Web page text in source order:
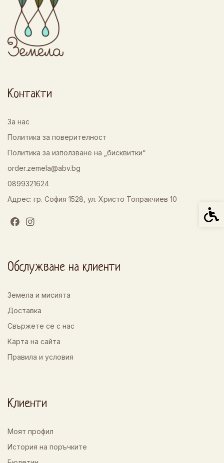
Контакти
За нас
Политика за поверителност
Политика за използване на „бисквитки“
order.zemela@abv.bg
0899321624
Адрес: гр. София 1528, ул. Христо Топракчиев 10
Обслужване на клиенти
Земела и мисията
Доставка
Свържете се с нас
Карта на сайта
Правила и условия
Клиенти
Моят профил
История на поръчките